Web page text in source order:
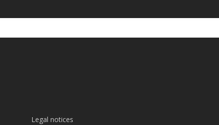
Legal notices